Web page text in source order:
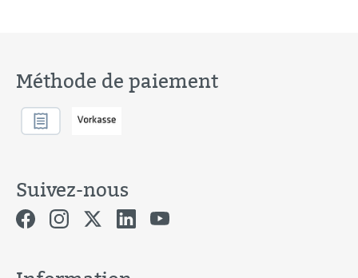
Méthode de paiement
Suivez-nous